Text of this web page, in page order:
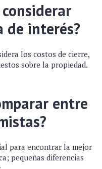
de interés?
los costos de cierre,
sobre la propiedad.
entre
para encontrar la mejor
pequeñas diferencias